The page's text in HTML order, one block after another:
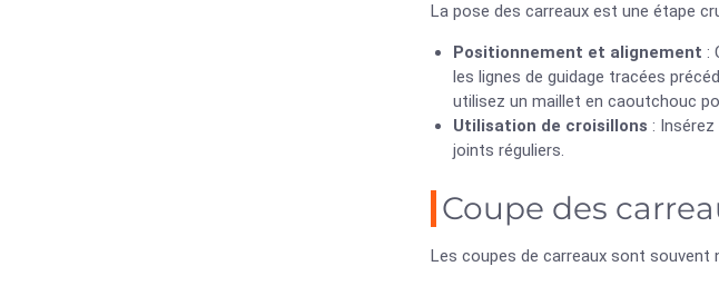
La pose des carreaux est une étape
Positionnement et alignement :
les lignes de guidage tracées
utilisez un maillet en caoutchouc
Utilisation de croisillons :
joints réguliers.
Coupe des
Les coupes de carreaux sont